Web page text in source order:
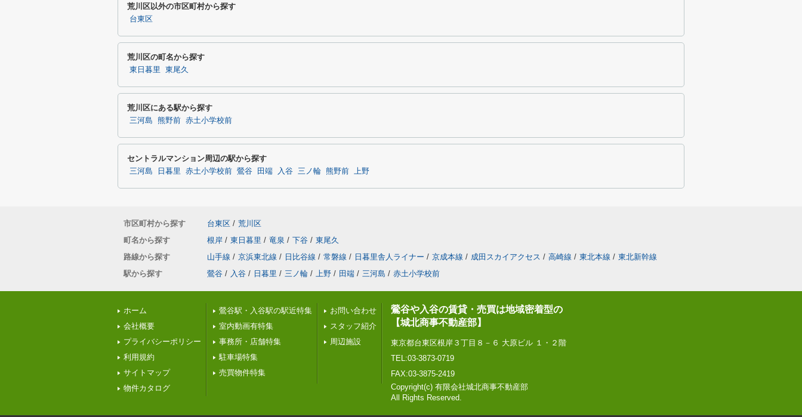
荒川区以外の市区町村から探す
台東区
荒川区の町名から探す
東日暮里 東尾久
荒川区にある駅から探す
三河島 熊野前 赤土小学校前
セントラルマンション周辺の駅から探す
三河島 日暮里 赤土小学校前 鶯谷 田端 入谷 三ノ輪 熊野前 上野
市区町村から探す 台東区 / 荒川区
町名から探す
根岸 / 東日暮里 / 竜泉 / 下谷 / 東尾久
路線から探す
山手線 / 京浜東北線 / 日比谷線 / 常磐線 / 日暮里舎人ライナー / 京成本線 / 成田スカイアクセス / 高崎線 / 東北本線 / 東北新幹線
駅から探す
鶯谷 / 入谷 / 日暮里 / 三ノ輪 / 上野 / 田端 / 三河島 / 赤土小学校前
ホーム
会社概要
プライバシーポリシー
利用規約
サイトマップ
物件カタログ
鶯谷駅・入谷駅の駅近特集
室内動画有特集
事務所・店舗特集
駐車場特集
売買物件特集
お問い合わせ
スタッフ紹介
周辺施設
鶯谷や入谷の賃貸・売買は地域密着型の
【城北商事不動産部】
東京都台東区根岸３丁目８－６ 大原ビル １・２階
TEL:03-3873-0719
FAX:03-3875-2419
Copyright(c) 有限会社城北商事不動産部
All Rights Reserved.